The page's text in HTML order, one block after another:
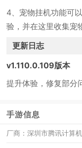
4、宠物挂机功能可
验，并在这里收集宠
更新日志
v1.110.0.109版本
提升体验，修复部分
手游信息
厂商：深圳市腾讯计算